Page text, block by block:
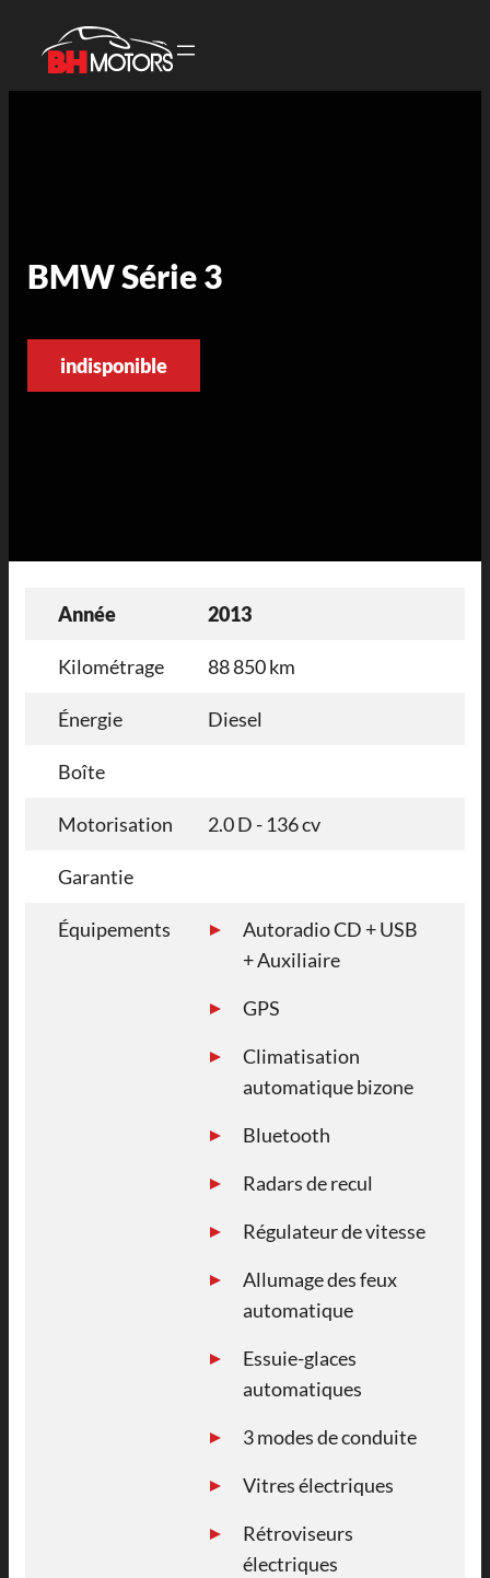
BMW Série 3
indisponible
Année 2013
Kilométrage 88 850 km
Énergie Diesel
Boîte
Motorisation 2.0 D - 136 cv
Garantie
Équipements
Autoradio CD + USB
+ Auxiliaire
GPS
Climatisation
automatique bizone
Bluetooth
Radars de recul
Régulateur de vitesse
Allumage des feux
automatique
Essuie-glaces
automatiques
3 modes de conduite
Vitres électriques
Rétroviseurs
électriques